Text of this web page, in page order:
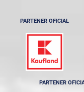
PARTENER OFICIAL
PARTENER